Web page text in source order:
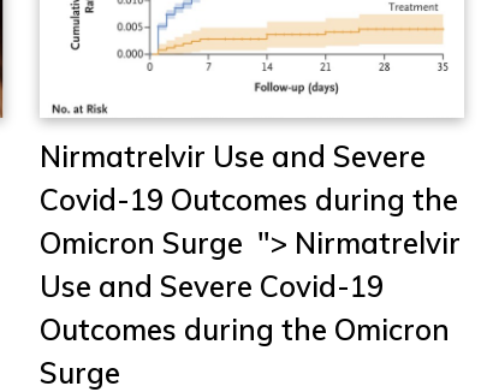
Nirmatrelvir Use and Severe
Covid-19 Outcomes during the
Omicron Surge "> Nirmatrelvir
Use and Severe Covid-19
Outcomes during the Omicron
Surge